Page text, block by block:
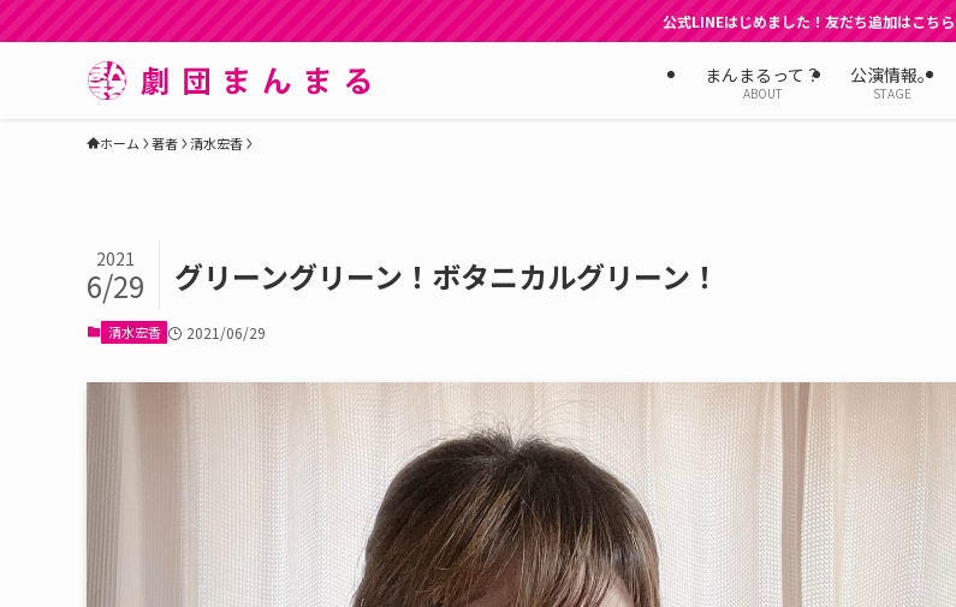
公式LINEはじめました！友だち追加はこちら
まんまるって？
ABOUT
公演情報。
STAGE
ホーム 著者 清水宏香
グリーングリーン！ボタニカルグリーン！
2021
6/29
清水宏香 2021/06/29